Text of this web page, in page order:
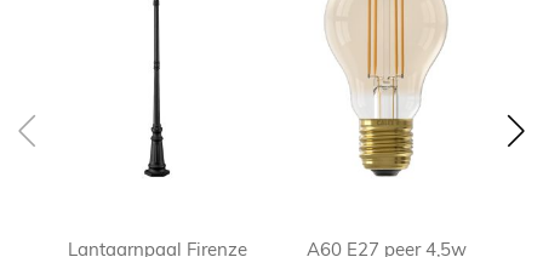
Lantaarnpaal Firenze
A60 E27 peer 4,5w